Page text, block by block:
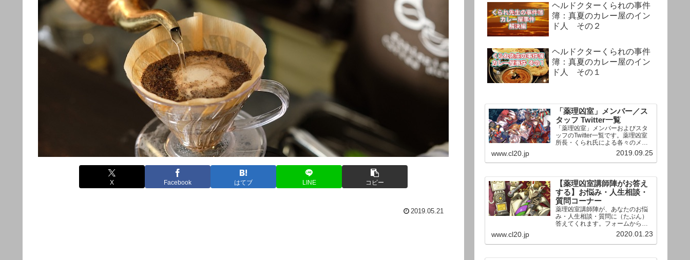
X Facebook はてブ LINE コピー
2019.05.21
ヘルドクターくられの事件
簿：真夏のカレー屋のイン
ド人 その２
ヘルドクターくられの事件
簿：真夏のカレー屋のイン
ド人 その１
「薬理凶室」メンバー／ス
タッフ Twitter一覧
「薬理凶室」メンバーおよびスタ
ッフのTwitter一覧です。薬理凶室
所長・くられ氏による各々のメン
バーの一言紹介付き。Twitterへの
リンクの下にあるフォローボタン
を押すとそのままフォローできま
www.cl20.jp 2019.09.25
【薬理凶室講師陣がお答え
する】お悩み・人生相談・
質問コーナー
薬理凶室講師陣が、あなたのお悩
み・人生相談・質問に（たぶん）
答えてくれます。フォームからお
送りいただいた相談は、順次、動
画として公開される予定（時期未
定）！ どうぞお気軽にご質問く
www.cl20.jp 2020.01.23